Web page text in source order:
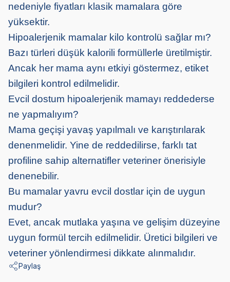
nedeniyle fiyatları klasik mamalara göre
yüksektir.
Hipoalerjenik mamalar kilo kontrolü sağlar mı?
Bazı türleri düşük kalorili formüllerle üretilmiştir.
Ancak her mama aynı etkiyi göstermez, etiket
bilgileri kontrol edilmelidir.
Evcil dostum hipoalerjenik mamayı reddederse
ne yapmalıyım?
Mama geçişi yavaş yapılmalı ve karıştırılarak
denenmelidir. Yine de reddedilirse, farklı tat
profiline sahip alternatifler veteriner önerisiyle
denenebilir.
Bu mamalar yavru evcil dostlar için de uygun
mudur?
Evet, ancak mutlaka yaşına ve gelişim düzeyine
uygun formül tercih edilmelidir. Üretici bilgileri ve
veteriner yönlendirmesi dikkate alınmalıdır.
Paylaş